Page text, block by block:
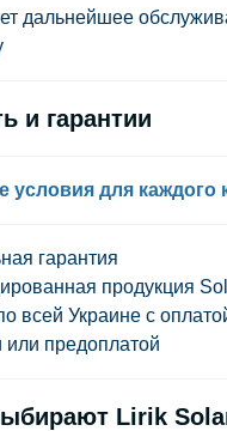
дальнейшее
и гарантии
условия для каждого
гарантия
продукция
всей Украине с
или предоплатой
Lirik